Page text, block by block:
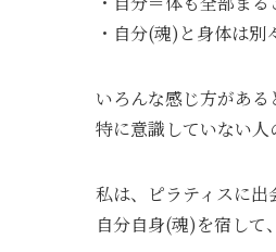
・自分(魂)と身体は別
いろんな感じ方がある
特に意識していない人
私は、ピラティスに出
自分自身(魂)を宿して